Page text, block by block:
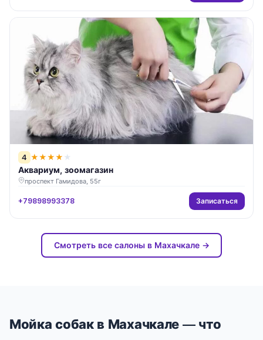
4 ★★★★ ★
Аквариум, зоомагазин
проспект Гамидова, 55г
+79898993378 Записаться
Смотреть все салоны в Махачкале →
Мойка собак в Махачкале — что